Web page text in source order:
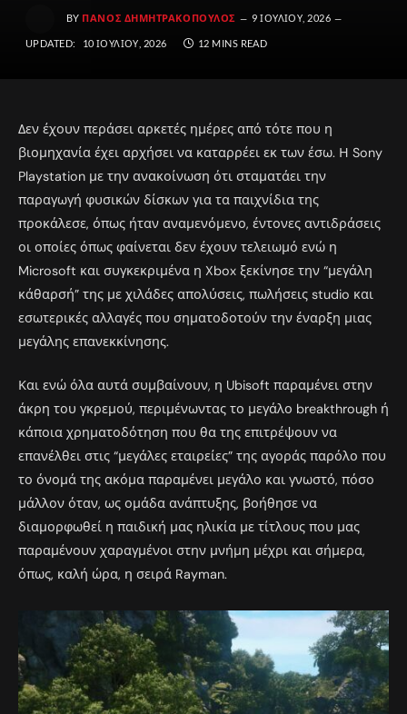
BY ΠΆΝΟΣ ΔΗΜΗΤΡΑΚΌΠΟΥΛΟΣ 9 ΙΟΥΛΊΟΥ, 2026
UPDATED: 10 ΙΟΥΛΊΟΥ, 2026 12 MINS READ
Δεν έχουν περάσει αρκετές ημέρες από τότε που η
βιομηχανία έχει αρχήσει να καταρρέει εκ των έσω. Η Sony
Playstation με την ανακοίνωση ότι σταματάει την
παραγωγή φυσικών δίσκων για τα παιχνίδια της
προκάλεσε, όπως ήταν αναμενόμενο, έντονες αντιδράσεις
οι οποίες όπως φαίνεται δεν έχουν τελειωμό ενώ η
Microsoft και συγκεκριμένα η Xbox ξεκίνησε την “μεγάλη
κάθαρσή” της με χιλάδες απολύσεις, πωλήσεις studio και
εσωτερικές αλλαγές που σηματοδοτούν την έναρξη μιας
μεγάλης επανεκκίνησης.
Και ενώ όλα αυτά συμβαίνουν, η Ubisoft παραμένει στην
άκρη του γκρεμού, περιμένωντας το μεγάλο breakthrough ή
κάποια χρηματοδότηση που θα της επιτρέψουν να
επανέλθει στις “μεγάλες εταιρείες” της αγοράς παρόλο που
το όνομά της ακόμα παραμένει μεγάλο και γνωστό, πόσο
μάλλον όταν, ως ομάδα ανάπτυξης, βοήθησε να
διαμορφωθεί η παιδική μας ηλικία με τίτλους που μας
παραμένουν χαραγμένοι στην μνήμη μέχρι και σήμερα,
όπως, καλή ώρα, η σειρά Rayman.